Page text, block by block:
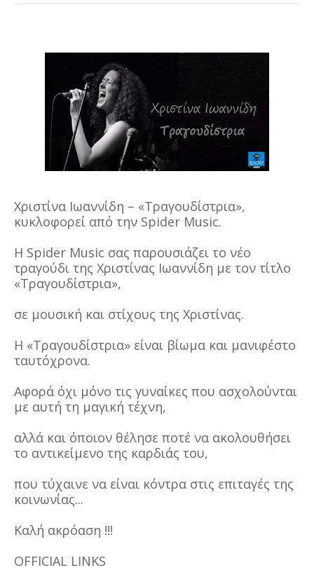
Χριστίνα Ιωαννίδη – «Τραγουδίστρια»,
κυκλοφορεί από την Spider Music.
H Spider Music σας παρουσιάζει το νέο
τραγούδι της Χριστίνας Ιωαννίδη με τον τίτλο
«Τραγουδίστρια»,
σε μουσική και στίχους της Χριστίνας.
Η «Τραγουδίστρια» είναι βίωμα και μανιφέστο
ταυτόχρονα.
Αφορά όχι μόνο τις γυναίκες που ασχολούνται
με αυτή τη μαγική τέχνη,
αλλά και όποιον θέλησε ποτέ να ακολουθήσει
το αντικείμενο της καρδιάς του,
που τύχαινε να είναι κόντρα στις επιταγές της
κοινωνίας...
Καλή ακρόαση !!!
OFFICIAL LINKS